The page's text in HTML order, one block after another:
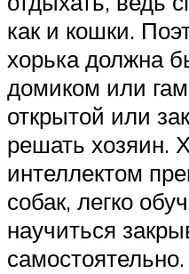
как и кошки.
хорька должна
домиком или
открытой или
решать хозяин.
интеллектом
собак, легко
научиться
самостоятельно.